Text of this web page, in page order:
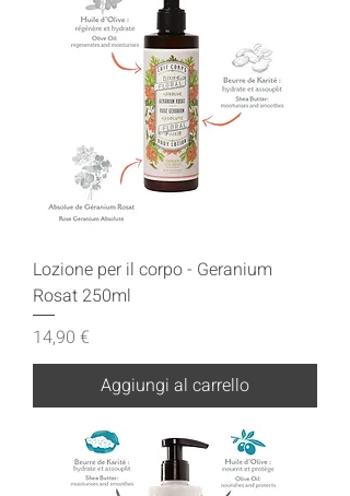
Lozione per il corpo - Geranium
Rosat 250ml
Prezzo
14,90 €
Aggiungi al carrello